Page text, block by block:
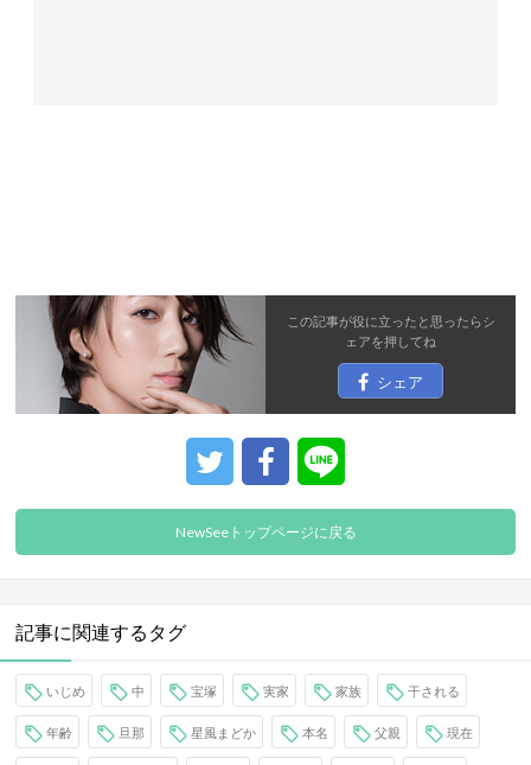
この記事が役に立ったと思ったらシ
ェアを押してね
シェア
NewSeeトップページに戻る
記事に関連するタグ
いじめ 中 宝塚 実家 家族 干される
年齢 旦那 星風まどか 本名 父親 現在